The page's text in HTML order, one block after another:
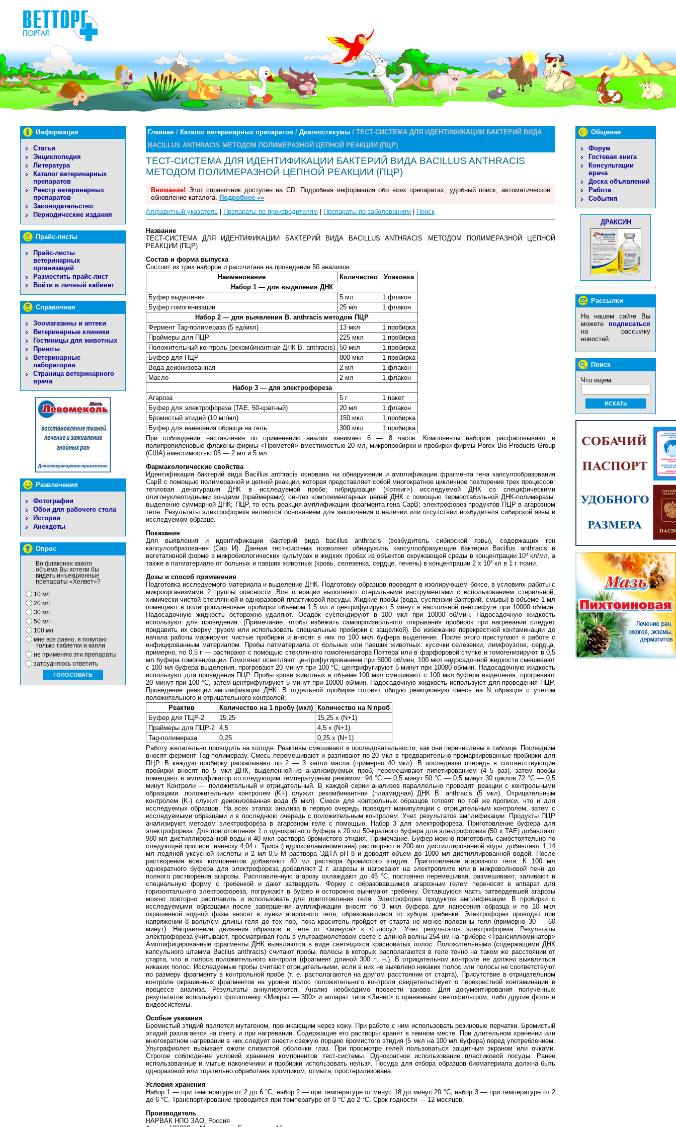
Информация
Статьи
Энциклопедия
Литература
Каталог ветеринарных
препаратов
Реестр ветеринарных
препаратов
Законодательство
Периодические издания
Прайс-листы
Прайс-листы
ветеринарных
организаций
Разместить прайс-лист
Войти в личный кабинет
Справочная
Зоомагазины и аптеки
Ветеринарные клиники
Гостиницы для животных
Приюты
Ветеринарные
лаборатории
Страница ветеринарного
врача
Развлечения
Фотографии
Обои для рабочего стола
Истории
Анекдоты
Опрос
Во флаконах какого
объёма Вы хотели бы
видеть инъекционные
препараты «Хелвет»?
10 мл
20 мл
30 мл
50 мл
100 мл
мне все равно, я покупаю
только таблетки и капли
не применяю эти препараты
затрудняюсь ответить
Общение
Форум
Гостевая книга
Консультации
врача
Доска объявлений
Работа
События
ДРАКСИН
Рассылки
На нашем сайте Вы
можете подписаться
на рассылку
новостей.
Поиск
Что ищем:
Главная / Каталог ветеринарных препаратов / Диагностикумы / ТЕСТ-СИСТЕМА ДЛЯ ИДЕНТИФИКАЦИИ БАКТЕРИЙ ВИДА
BACILLUS ANTHRACIS МЕТОДОМ ПОЛИМЕРАЗНОЙ ЦЕПНОЙ РЕАКЦИИ (ПЦР)
ТЕСТ-СИСТЕМА ДЛЯ ИДЕНТИФИКАЦИИ БАКТЕРИЙ ВИДА BACILLUS ANTHRACIS
МЕТОДОМ ПОЛИМЕРАЗНОЙ ЦЕПНОЙ РЕАКЦИИ (ПЦР)
Внимание! Этот справочник доступен на CD. Подробная информация обо всех препаратах, удобный поиск, автоматическое
обновление каталога. Подробнее »»
Алфавитный указатель
Препараты по производителям Препараты по заболеваниям Поиск
Название
ТЕСТ-СИСТЕМА ДЛЯ ИДЕНТИФИКАЦИИ БАКТЕРИЙ ВИДА BACILLUS ANTHRACIS МЕТОДОМ ПОЛИМЕРАЗНОЙ ЦЕПНОЙ
РЕАКЦИИ (ПЦР)
Состав и форма выпуска
Состоит из трех наборов и рассчитана на проведение 50 анализов:
Наименование
Количество
Упаковка
Набор 1 — для выделения ДНК
Буфер выделения
5 мл
1 флакон
Буфер гомогенизации
25 мл
1 флакон
Набор 2 — для выявления B. anthracis методом ПЦР
Фермент Tag-полимераза (5 ед/мкл)
13 мкл
1 пробирка
Праймеры для ПЦР
225 мкл
1 пробирка
Положительный контроль (рекомбинантная ДНК B. anthracis) 50 мкл
1 пробирка
Буфер для ПЦР
800 мкл
1 пробирка
Вода деионизованная
2 мл
1 флакон
Масло
2 мл
1 флакон
Набор 3 — для электрофореза
Агароза
5 г
1 пакет
Буфер для электрофореза (TAE, 50-кратный)
20 мл
1 флакон
Бромистый этидий (10 мг/мл)
150 мкл
1 пробирка
Буфер для нанесения образца на гель
300 мкл
1 пробирка
При соблюдении наставления по применению анализ занимает 6 — 8 часов. Компоненты наборов расфасовывают в
полипропиленовые флаконы фирмы <Прометей> вместимостью 20 мл, микропробирки и пробирки фирмы Porex Bio Products Group
(США) вместимостью 05 — 2 мл и 5 мл.
Фармакологические свойства
Идентификация бактерий вида Bacillus anthracis основана на обнаружении и амплификации фрагмента гена капсулообразования
CapB с помощью полимеразной и цепной реакции, которая представляет собой многократное цикличное повторение трех процессов:
тепловая денатурация ДНК в исследуемой пробе; гибридизация (<отжиг>) исследуемой ДНК со специфическими
олигонуклеотидными зондами (праймерами); синтез комплементарных цепей ДНК с помощью термостабильной ДНК-полимеразы.
выделение суммарной ДНК; ПЦР, то есть реакция амплификации фрагмента гена CapB; электрофорез продуктов ПЦР в агарозном
теле. Результаты электрофореза являются основанием для заключения о наличии или отсутствии возбудителя сибирской язвы в
исследуемом образце.
Показания
Для выявления и идентификации бактерий вида bacillus anthracis (возбудитель сибирской язвы), содержащих ген
капсулообразования (Сар И). Данная тест-система позволяет обнаружить капсулообразующие бактерии Bacillus anthracis в
вегетативной форме в микробиологических культурах и жидких пробах из объектов окружающей среды в концентрации 10³ кл/мл, а
также в патматериале от больных и павших животных (кровь, селезенка, сердце, печень) в концентрации 2 х 10³ кл в 1 г ткани.
Дозы и способ применения
Подготовка исследуемого материала и выделение ДНК. Подготовку образцов проводят в изолирующем боксе, в условиях работы с
микроорганизмами 2 группы опасности. Все операции выполняют стерильными инструментами с использованием стерильной,
химически чистой стеклянной и одноразовой пластиковой посуды. Жидкие пробы (вода, суспензии бактерий, смывы) в объеме 1 мл
помещают в полипропиленовые пробирки объемом 1,5 мл и центрифугируют 5 минут в настольной центрифуге при 10000 об/мин.
Надосадочную жидкость осторожно удаляют. Осадок суспендируют в 100 мкл при 10000 об/мин. Надосадочную жидкость
используют для проведения. (Примечание: чтобы избежать самопроизвольного открывания пробирок при нагревании следует
придавить их сверху грузом или использовать специальные пробирки с защелкой). Во избежание перекрестной контаминации до
начала работы маркируют чистые пробирки и вносят в них по 100 мкл буфера выделения. После этого приступают к работе с
инфицированным материалом. Пробы патматериала от больных или павших животных: кусочки селезенки, лимфоузлов, сердца,
примерно, по 0,5 г — растирают с помощью стеклянного гомогенизатора Поттера или в фарфоровой ступке и гомогенизируют в 0,5
мл буфера гомогенизации. Гомогенат осветляют центрифугированием при 5000 об/мин, 100 мкл надосадочной жидкости смешивают
с 100 мл буфера выделения, прогревают 20 минут при 100 °C, центрифугируют 5 минут при 10000 об/мин. Надосадочную жидкость
используют для проведения ПЦР. Пробы крови животных в объеме 100 мкл смешивают с 100 мкл буфера выделения, прогревают
20 минут при 100 °C, затем центрифугируют 5 минут при 10000 об/мин. Надосадочную жидкость используют для проведения ПЦР.
Проведение реакции амплификации ДНК. В отдельной пробирке готовят общую реакционную смесь на N образцов с учетом
положительного и отрицательного контролей:
Реактив
Количество на 1 пробу (мкл)
Количество на N проб
Буфер для ПЦР-2
15,25
15,25 х (N+1)
Праймеры для ПЦР-2 4,5
4,5 х (N+1)
Tag-полимераза
0,25
0,25 х (N+1)
Работу желательно проводить на холоде. Реактивы смешивают в последовательности, как они перечислены в таблице. Последним
вносят фермент Tag-полимеразу. Смесь перемешивают и разливают по 20 мкл в предварительно промаркированные пробирки для
ПЦР. В каждую пробирку раскапывают по 2 — 3 капли масла (примерно 40 мкл). В последнюю очередь в соответствующие
пробирки вносят по 5 мкл ДНК, выделенной из анализируемых проб, перемешивают пипетированием (4 5 раз), затем пробы
помещают в амплификатор со следующим температурным режимом: 94 °C — 0,5 минут 50 °C — 0,5 минут 30 циклов 72 °C — 0,5
минут Контроли — положительный и отрицательный. В каждой серии анализов параллельно проводят реакции с контрольными
образцами: положительным контролем (K+) служит рекомбинантная (плазмидная) ДНК B. anthracis (5 мкл). Отрицательным
контролем (K-) служит деионизованная вода (5 мкл). Смеси для контрольных образцов готовят по той же прописи, что и для
исследуемых образцов. На всех этапах анализа в первую очередь проводят манипуляции с отрицательным контролем, затем с
исследуемыми образцами и в последнюю очередь с положительным контролем. Учет результатов амплификации. Продукты ПЦР
анализируют методом электрофореза в агарозном геле с помощью. Набор 3 для электрофореза. Приготовление буфера для
электрофореза. Для приготовления 1 л однократного буфера к 20 мл 50-кратного буфера для электрофореза (50 х TAE) добавляют
980 мл дистиллированной воды и 40 мкл раствора бромистого этидия. Примечание. Буфер можно приготовить самостоятельно по
следующей прописи: навеску 4,04 г. Триса (гидроксиламинометана) растворяют в 200 мл дистиллированной воды, добавляют 1,14
мл ледяной уксусной кислоты и 2 мл 0,5 М раствора ЭДТА pH 8 и доводят объем до 1000 мл дистиллированной водой. После
растворения всех компонентов добавляют 40 мл раствора бромистого этидия. Приготовление агарозного геля. К 100 мл
однократного буфера для электрофореза добавляют 2 г. агарозы и нагревают на электроплите или в микроволновой печи до
полного растворения агарозы. Расплавленную агарозу охлаждают до 45 °C, постоянно перемешивая, размешивают, заливают в
специальную форму с гребенкой и дают затвердеть. Форму с образовавшимся агарозным гелем переносят в аппарат для
горизонтального электрофореза, погружают в буфер и осторожно вынимают гребенку. Оставшуюся часть затвердевшей агарозы
можно повторно расплавить и использовать для приготовления геля. Электрофорез продуктов амплификации. В пробирки с
исследуемыми образцами после завершения амплификации вносят по 3 мкл буфера для нанесения образца и по 10 мкл
окрашенной водной фазы вносят в лунки агарозного геля, образовавшиеся от зубцов требенки. Электрофорез проводят при
напряжении 8 вольт/см длины геля до тех пор, пока краситель пройдет от старта не менее половины геля (примерно 30 — 60
минут). Направление движения образцов в геле от <минуса> к <плюсу>. Учет результатов электрофореза. Результаты
электрофореза учитывают, просматривая гель в ультрафиолетовом свете с длиной волны 254 нм на приборе <Трансиллюминатор>
Амплифицированные фрагменты ДНК выявляются в виде светящихся красноватых полос. Положительными (содержащими ДНК
капсульного штамма Bacilus anthracis) считают пробы, полосы в которых располагаются в геле точно на таком же расстоянии от
старта, что и полоса положительного контроля (фрагмент длиной 300 п. н.). В отрицательном контроле не должно выявляться
никаких полос. Исследуемые пробы считают отрицательными, если в них не выявлено никаких полос или полосы не соответствуют
по размеру фрагменту в контрольной пробе (т. е. располагаются на другом расстоянии от старта). Присутствие в отрицательном
контроле окрашенных фрагментов на уровне полос положительного контроля свидетельствует о перекрестной контаминации в
процессе анализа. Результаты аннулируются. Анализ необходимо провести заново. Для документирования полученных
результатов используют фотопленку <Микрат — 300> и аппарат типа <Зенит> с оранжевым светофильтром, либо другие фото- и
видеосистемы.
Особые указания
Бромистый этидий является мутагеном, проникающим через кожу. При работе с ним использовать резиновые перчатки. Бромистый
этидий разлагается на свету и при нагревании. Содержащие его растворы хранят в темном месте. При длительном хранении или
многократном нагревании в них следует внести свежую порцию бромистого этидия (5 мкл на 100 мл буфера) перед употреблением.
Ультрафиолет вызывает ожоги слизистой оболочки глаз. При просмотре гелей пользоваться защитным экраном или очками.
Строгое соблюдение условий хранения компонентов тест-системы. Однократное использование пластиковой посуды. Ранее
использованные и мытые наконечники и пробирки использовать нельзя. Посуда для отбора образцов биоматериала должна быть
одноразовой или тщательно обработана хромпиком, отмыта, простерилизована.
Условия хранения
Набор 1 — при температуре от 2 до 6 °C, набор 2 — при температуре от минус 18 до минус 20 °C, набор 3 — при температуре от 2
до 6 °C. Транспортирование проводится при температуре от 0 °C до 2 °C. Срок годности — 12 месяцев.
Производитель
НАРВАК НПО ЗАО, Россия